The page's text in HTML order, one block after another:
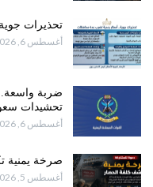
تحذيرات
أغسطس 6, 2026
ضربة
تحشيدات
أغسطس 6, 2026
صرخة يمنية
أغسطس 5, 2026